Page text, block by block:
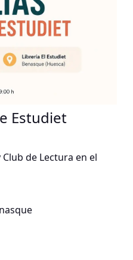
Estudiet
de Lectura en el